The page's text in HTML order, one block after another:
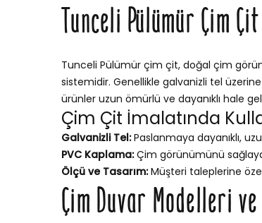
Tunceli Pülümür Çim
Tunceli Pülümür çim çit, doğal çim
sistemidir. Genellikle galvanizli tel
ürünler uzun ömürlü ve dayanıklı hale
Çim Çit İmalatında
Galvanizli Tel:Paslanmaya dayanıklı,
PVC Kaplama:Çim görünümünü
Ölçü ve Tasarım:Müşteri taleplerine
Çim Duvar Modelleri